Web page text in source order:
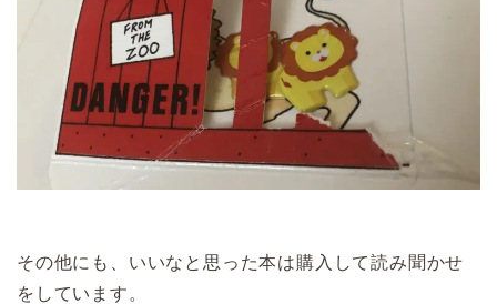
その他にも、いいなと思った本は購入して読み聞かせ
をしています。